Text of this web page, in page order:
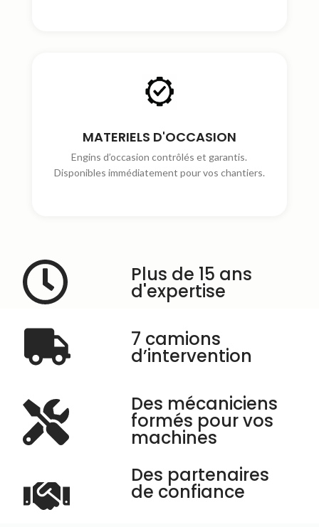
MATERIELS D'OCCASION
Engins d’occasion contrôlés et garantis.
Disponibles immédiatement pour vos chantiers.
Plus de 15 ans
d'expertise
7 camions
d’intervention
Des mécaniciens
formés pour vos
machines
Des partenaires
de confiance